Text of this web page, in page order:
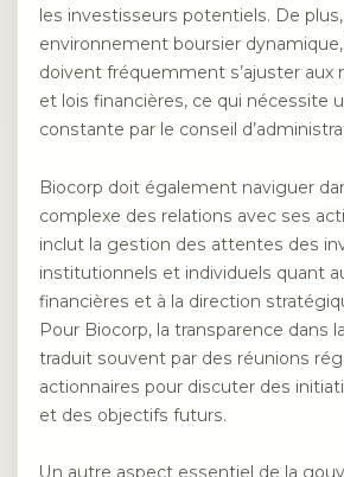
les investisseurs potentiels. De
environnement boursier
doivent fréquemment s’ajuster aux
et lois financières, ce qui nécessite
constante par le conseil
Biocorp doit également naviguer
complexe des relations avec ses
inclut la gestion des attentes des
institutionnels et individuels quant
financières et à la direction
Pour Biocorp, la transparence dans
traduit souvent par des réunions
actionnaires pour discuter des
et des objectifs futurs.
Un autre aspect essentiel de la